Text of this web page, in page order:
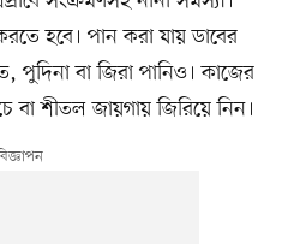
হবে। পান করা যায় ডাবের
বা জিরা পানিও। কাজের
বা শীতল জায়গায় জিরিয়ে নিন।